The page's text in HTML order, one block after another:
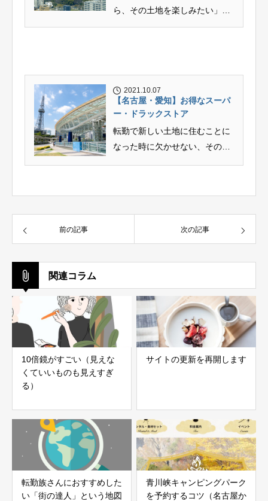
ら、その土地を楽しみたい」転
勤族の皆さんが感じることだと
2021.10.07
【名古屋・愛知】お得なスーパ
ー・ドラックストア
転勤で新しい土地に住むことに
なった時に欠かせない、その土
前の記事 次の記事
関連コラム
10倍鏡がすごい（見えな
くていいものも見えすぎ
る）
サイトの更新を再開します
転勤族さんにおすすめした
い「街の達人」という地図
青川峡キャンピングパーク
を予約するコツ（名古屋か